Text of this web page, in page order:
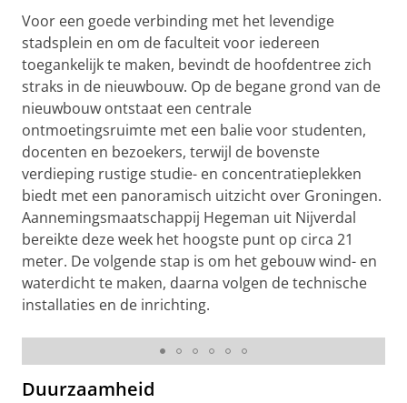
Voor een goede verbinding met het levendige
stadsplein en om de faculteit voor iedereen
toegankelijk te maken, bevindt de hoofdentree zich
straks in de nieuwbouw. Op de begane grond van de
nieuwbouw ontstaat een centrale
ontmoetingsruimte met een balie voor studenten,
docenten en bezoekers, terwijl de bovenste
verdieping rustige studie- en concentratieplekken
biedt met een panoramisch uitzicht over Groningen.
Aannemingsmaatschappij Hegeman uit Nijverdal
bereikte deze week het hoogste punt op circa 21
meter. De volgende stap is om het gebouw wind- en
waterdicht te maken, daarna volgen de technische
installaties en de inrichting.
Duurzaamheid